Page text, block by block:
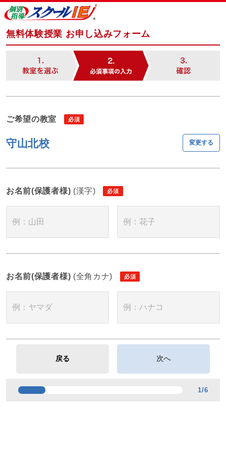
無料体験授業 お申し込みフォーム
ご希望の教室
守山北校 変更する
お名前(保護者様) (漢字)
お名前(保護者様) (全角カナ)
1/6